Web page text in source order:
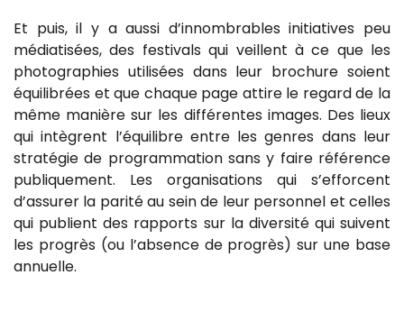
Et puis, il y a aussi d’innombrables initiatives peu
médiatisées, des festivals qui veillent à ce que les
photographies utilisées dans leur brochure soient
équilibrées et que chaque page attire le regard de la
même manière sur les différentes images. Des lieux
qui intègrent l’équilibre entre les genres dans leur
stratégie de programmation sans y faire référence
publiquement. Les organisations qui s’efforcent
d’assurer la parité au sein de leur personnel et celles
qui publient des rapports sur la diversité qui suivent
les progrès (ou l’absence de progrès) sur une base
annuelle.